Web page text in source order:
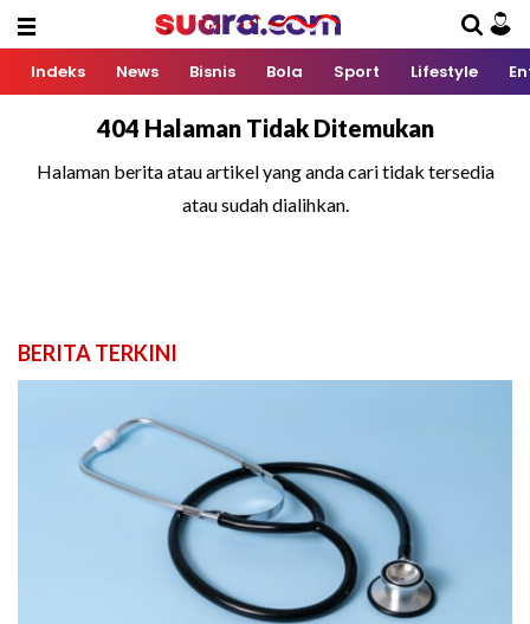
Indeks News Bisnis Bola Sport Lifestyle
404 Halaman Tidak Ditemukan
Halaman berita atau artikel yang anda cari tidak tersedia
atau sudah dialihkan.
BERITA TERKINI